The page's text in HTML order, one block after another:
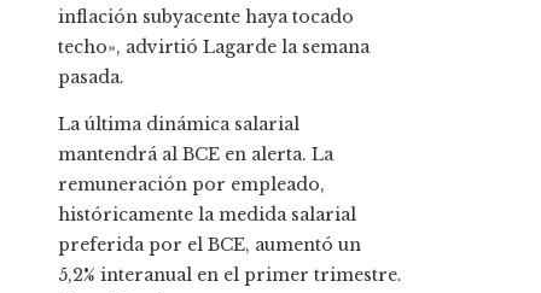
inflación subyacente haya tocado
techo», advirtió Lagarde la semana
pasada.
La última dinámica salarial
mantendrá al BCE en alerta. La
remuneración por empleado,
históricamente la medida salarial
preferida por el BCE, aumentó un
5,2% interanual en el primer trimestre.